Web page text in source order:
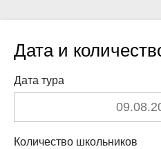
Дата и
Дата тура
Количество школьников